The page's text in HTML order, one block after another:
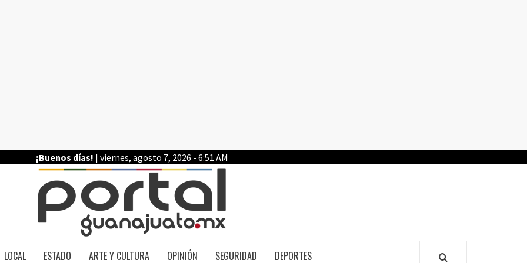
¡Buenos días! | viernes, agosto 7, 2026 - 6:51 AM
LOCAL ESTADO ARTE Y CULTURA OPINIÓN SEGURIDAD DEPORTES